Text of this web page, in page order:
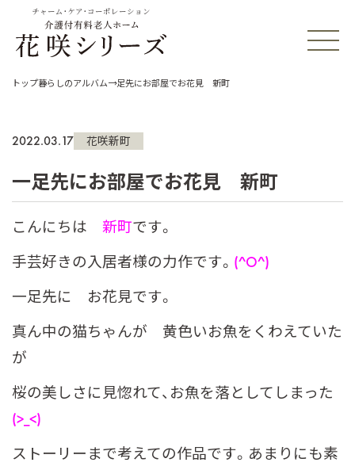
チャーム・ケア・コーポレーション
トップ暮らしのアルバム一足先にお部屋でお花見 新町
2022.03.17 花咲新町
一足先にお部屋でお花見 新町
こんにちは 新町です。
手芸好きの入居者様の力作です。 (^O^)
一足先に お花見です。
真ん中の猫ちゃんが 黄色いお魚をくわえていた
が
桜の美しさに見惚れて、お魚を落としてしまった
(>_<)
ストーリーまで考えての作品です。あまりにも素